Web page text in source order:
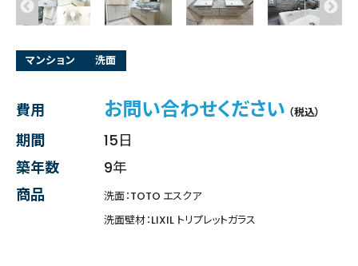
マンション 洗面
費用 お問い合わせください （税込）
期間
15日
築年数
9年
商品
洗面：TOTO エスクア
洗面壁材：LIXIL トリプレットガラス